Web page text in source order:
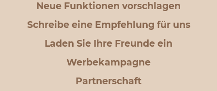
Neue Funktionen vorschlagen
Schreibe eine Empfehlung für uns
Laden Sie Ihre Freunde ein
Werbekampagne
Partnerschaft